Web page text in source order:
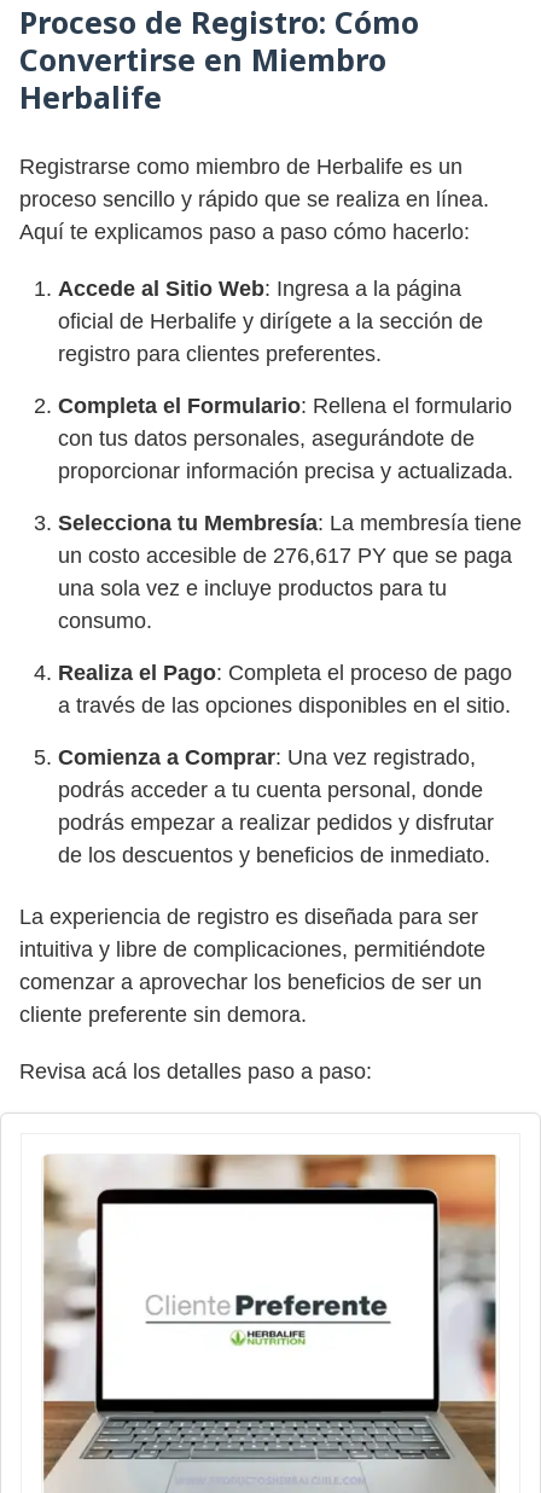
Proceso de Registro: Cómo
Convertirse en Miembro
Herbalife
Registrarse como miembro de Herbalife es un
proceso sencillo y rápido que se realiza en línea.
Aquí te explicamos paso a paso cómo hacerlo:
Accede al Sitio Web: Ingresa a la página
oficial de Herbalife y dirígete a la sección de
registro para clientes preferentes.
Completa el Formulario: Rellena el formulario
con tus datos personales, asegurándote de
proporcionar información precisa y actualizada.
Selecciona tu Membresía: La membresía tiene
un costo accesible de 276,617 PY que se paga
una sola vez e incluye productos para tu
consumo.
Realiza el Pago: Completa el proceso de pago
a través de las opciones disponibles en el sitio.
Comienza a Comprar: Una vez registrado,
podrás acceder a tu cuenta personal, donde
podrás empezar a realizar pedidos y disfrutar
de los descuentos y beneficios de inmediato.
La experiencia de registro es diseñada para ser
intuitiva y libre de complicaciones, permitiéndote
comenzar a aprovechar los beneficios de ser un
cliente preferente sin demora.
Revisa acá los detalles paso a paso: